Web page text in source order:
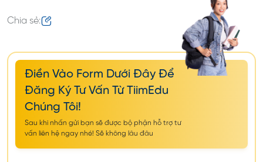
Là điều kiện bắt buộc để xin các visa sau tốt
nghiệp
3. Visa D10 – Visa Tìm Việc Sau Tốt Nghiệp
Xem thêm: Visa D10 Là Gì? Visa Tìm Việc Sau
Khi Tốt Nghiệp Hàn Quốc
Chia sẻ:
Điền Vào Form Dưới Đây Để
Đăng Ký Tư Vấn Từ TiimEdu
Chúng Tôi!
Sau khi nhấn gửi bạn sẽ được bộ phận hỗ trợ tư
vấn liên hệ ngay nhé! Sẽ không lâu đâu